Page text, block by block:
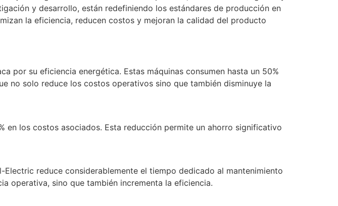
y desarrollo, están redefiniendo los estándares de producción en
la eficiencia, reducen costos y mejoran la calidad del producto
por su eficiencia energética. Estas máquinas consumen hasta un 50%
no solo reduce los costos operativos sino que también disminuye la
en los costos asociados. Esta reducción permite un ahorro significativo
reduce considerablemente el tiempo dedicado al mantenimiento
operativa, sino que también incrementa la eficiencia.